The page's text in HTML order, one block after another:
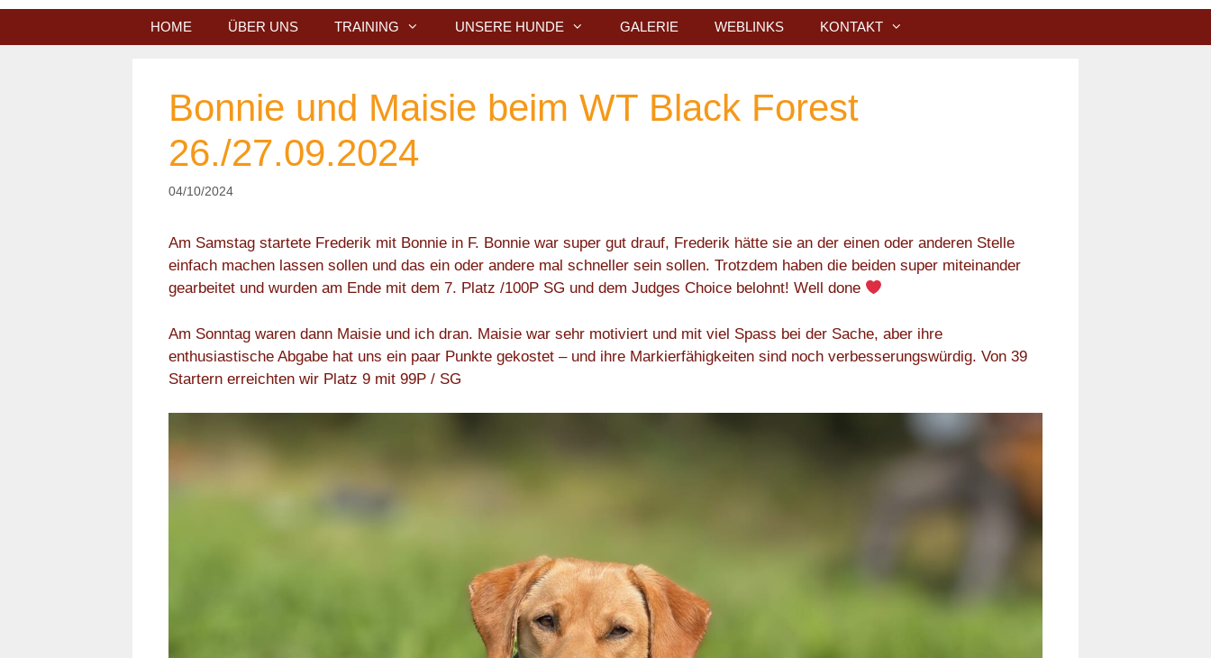
Zum
HOME ÜBER UNS TRAINING UNSERE HUNDE GALERIE WEBLINKS KONTAKT
Bonnie und Maisie beim WT Black Forest
26./27.09.2024
04/10/2024
Am Samstag startete Frederik mit Bonnie in F. Bonnie war super gut drauf, Frederik hätte sie an der einen oder anderen Stelle
einfach machen lassen sollen und das ein oder andere mal schneller sein sollen. Trotzdem haben die beiden super miteinander
gearbeitet und wurden am Ende mit dem 7. Platz /100P SG und dem Judges Choice belohnt! Well done
Am Sonntag waren dann Maisie und ich dran. Maisie war sehr motiviert und mit viel Spass bei der Sache, aber ihre
enthusiastische Abgabe hat uns ein paar Punkte gekostet – und ihre Markierfähigkeiten sind noch verbesserungswürdig. Von 39
Startern erreichten wir Platz 9 mit 99P / SG